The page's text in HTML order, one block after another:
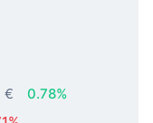
€
0.78%